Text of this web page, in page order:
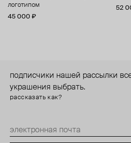
логотипом
45 000 ₽
52
подписчики нашей рассылки
украшения выбрать.
рассказать как?